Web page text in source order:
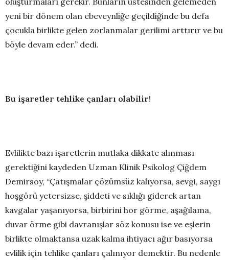
yeni bir dönem olan ebeveynliğe geçildiğinde bu defa
çocukla birlikte gelen zorlanmalar gerilimi arttırır ve bu
böyle devam eder.” dedi.
Bu işaretler tehlike çanları olabilir!
Evlilikte bazı işaretlerin mutlaka dikkate alınması
gerektiğini kaydeden Uzman Klinik Psikolog Çiğdem
Demirsoy, “Çatışmalar çözümsüz kalıyorsa, sevgi, saygı
hoşgörü yetersizse, şiddeti ve sıklığı giderek artan
kavgalar yaşanıyorsa, birbirini hor görme, aşağılama,
duvar örme gibi davranışlar söz konusu ise ve eşlerin
birlikte olmaktansa uzak kalma ihtiyacı ağır basıyorsa
evlilik için tehlike çanları çalınıyor demektir. Bu nedenle